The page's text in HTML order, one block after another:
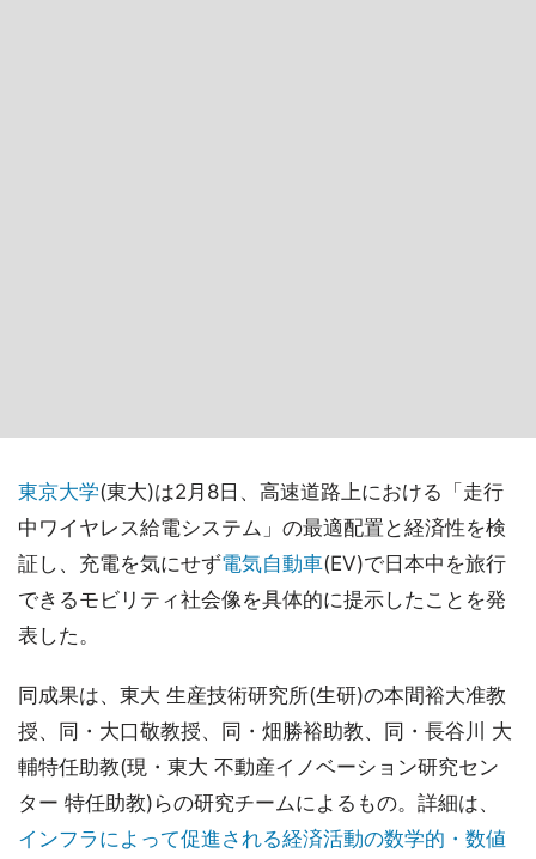
東京大学(東大)は2月8日、高速道路上における「走行
中ワイヤレス給電システム」の最適配置と経済性を検
証し、充電を気にせず電気自動車(EV)で日本中を旅行
できるモビリティ社会像を具体的に提示したことを発
表した。
同成果は、東大 生産技術研究所(生研)の本間裕大准教
授、同・大口敬教授、同・畑勝裕助教、同・長谷川 大
輔特任助教(現・東大 不動産イノベーション研究セン
ター 特任助教)らの研究チームによるもの。詳細は、
インフラによって促進される経済活動の数学的・数値